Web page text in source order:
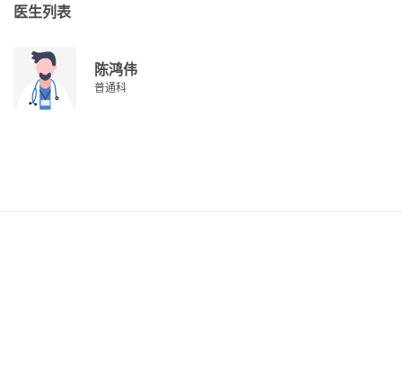
医生列表
陈鸿伟
普通科